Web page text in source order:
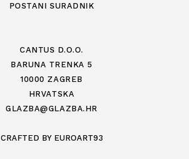
POSTANI SURADNIK
CANTUS D.O.O.
BARUNA TRENKA 5
10000 ZAGREB
HRVATSKA
GLAZBA@GLAZBA.HR
CRAFTED BY EUROART93